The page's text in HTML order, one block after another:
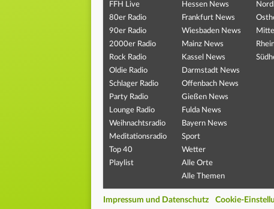
FFH Live
80er Radio
90er Radio
2000er Radio
Rock Radio
Oldie Radio
Schlager Radio
Party Radio
Lounge Radio
Weihnachtsradio
Meditationsradio
Top 40
Playlist
Hessen News
Frankfurt News
Wiesbaden News
Mainz News
Kassel News
Darmstadt News
Offenbach News
Gießen News
Fulda News
Bayern News
Sport
Wetter
Alle Orte
Alle Themen
Impressum und Datenschutz Cookie-